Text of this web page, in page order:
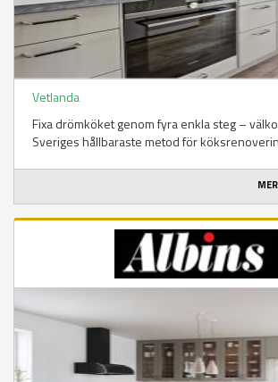
Vetlanda
Fixa drömköket genom fyra enkla steg –
Sveriges hållbaraste metod för